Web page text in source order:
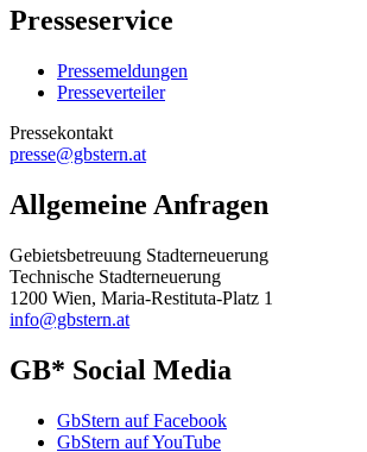
Presseservice
Pressemeldungen
Presseverteiler
Pressekontakt
presse@gbstern.at
Allgemeine Anfragen
Gebietsbetreuung Stadterneuerung
Technische Stadterneuerung
1200 Wien, Maria-Restituta-Platz 1
info@gbstern.at
GB* Social Media
GbStern auf Facebook
GbStern auf YouTube